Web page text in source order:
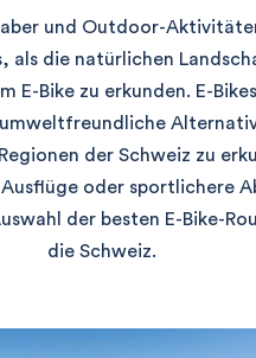
und Outdoor-
als die natürlichen
E-Bike zu erkunden. E-
der Schweiz zu
oder sportlichere
der besten E-Bike-
die Schweiz.